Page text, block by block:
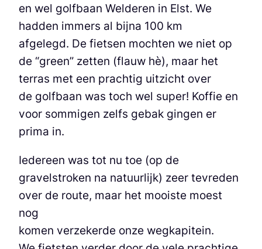
en wel golfbaan Welderen in Elst. We
hadden immers al bijna 100 km
afgelegd. De fietsen mochten we niet op
de “green” zetten (flauw hè), maar het
terras met een prachtig uitzicht over
de golfbaan was toch wel super! Koffie en
voor sommigen zelfs gebak gingen er
prima in.
Iedereen was tot nu toe (op de
gravelstroken na natuurlijk) zeer tevreden
over de route, maar het mooiste moest
nog
komen verzekerde onze wegkapitein.